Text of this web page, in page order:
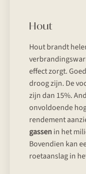
Hout
Hout brandt
effect zorgt.
droog zijn. De
zijn dan 15%.
onvoldoende
rendement
gassenin het
Bovendien kan
roetaanslag in